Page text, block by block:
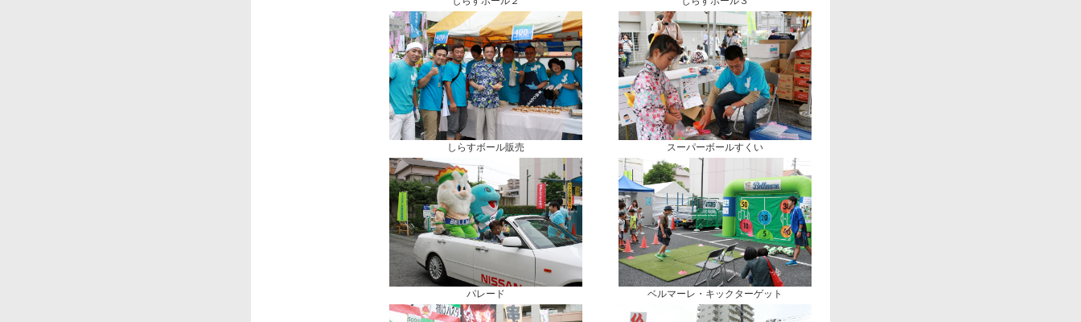
しらすボール販売 スーパーボールすくい
パレード ベルマーレ・キックターゲット